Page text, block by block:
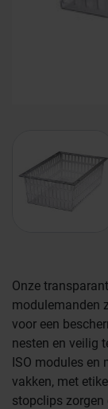
Onze
modulemanden
voor een
nesten en veilig
ISO modules en
vakken, met
stopclips zorgen